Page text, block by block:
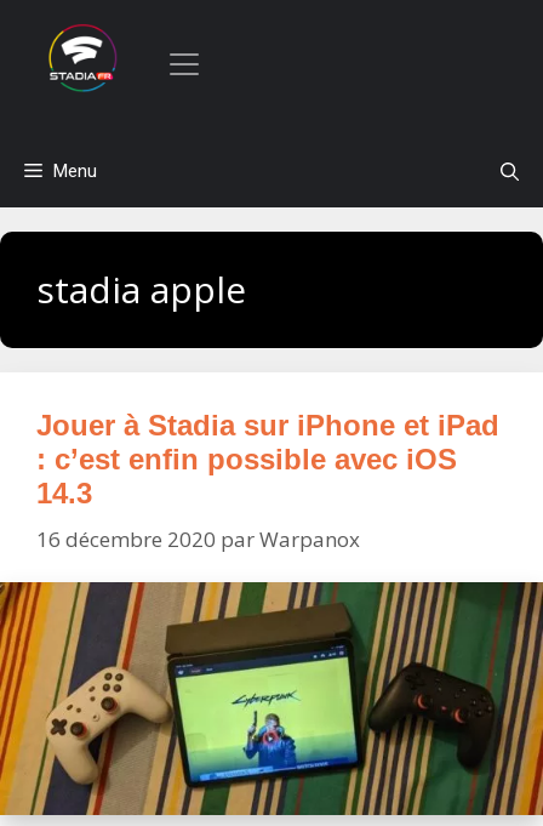
contenu
Menu
stadia apple
Jouer à Stadia sur iPhone et iPad
: c’est enfin possible avec iOS
14.3
16 décembre 2020 parWarpanox